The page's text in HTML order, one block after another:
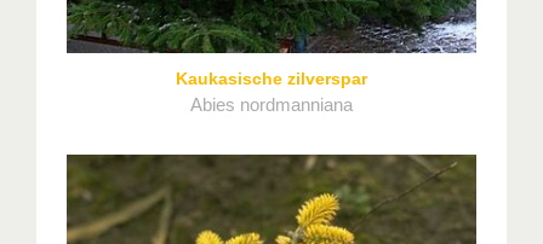
Kaukasische zilverspar
Abies nordmanniana